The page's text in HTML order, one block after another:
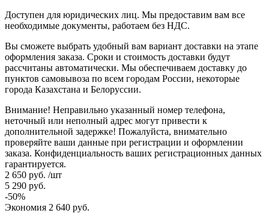
Доступен для юридических лиц. Мы предоставим вам все
необходимые документы, работаем без НДС.
Вы сможете выбрать удобный вам вариант доставки на этапе
оформления заказа. Сроки и стоимость доставки будут
рассчитаны автоматически. Мы обеспечиваем доставку до
пунктов самовывоза по всем городам России, некоторые
города Казахстана и Белоруссии.
Внимание! Неправильно указанный номер телефона,
неточный или неполный адрес могут привести к
дополнительной задержке! Пожалуйста, внимательно
проверяйте ваши данные при регистрации и оформлении
заказа. Конфиденциальность ваших регистрационных данных
гарантируется.
2 650 руб. /шт
5 290 руб.
-50%
Экономия 2 640 руб.